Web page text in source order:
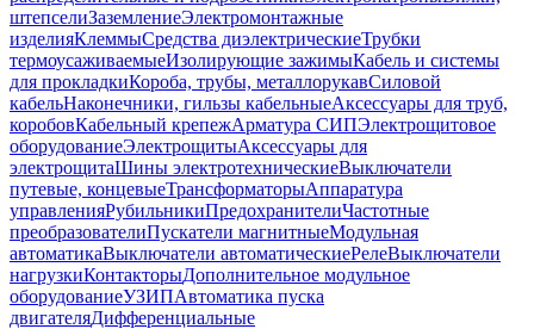
штепселиЗаземлениеЭлектромонтажные
изделияКлеммыСредства диэлектрическиеТрубки
термоусаживаемыеИзолирующие зажимыКабель и системы
для прокладкиКороба, трубы, металлорукавСиловой
кабельНаконечники, гильзы кабельныеАксессуары для труб,
коробовКабельный крепежАрматура СИПЭлектрощитовое
оборудованиеЭлектрощитыАксессуары для
электрощитаШины электротехническиеВыключатели
путевые, концевыеТрансформаторыАппаратура
управленияРубильникиПредохранителиЧастотные
преобразователиПускатели магнитныеМодульная
автоматикаВыключатели автоматическиеРелеВыключатели
нагрузкиКонтакторыДополнительное модульное
оборудованиеУЗИПАвтоматика пуска
двигателяДифференциальные